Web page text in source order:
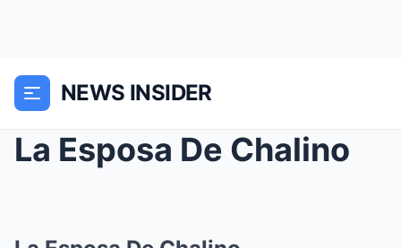
NEWS INSIDER
La Esposa De Chalino